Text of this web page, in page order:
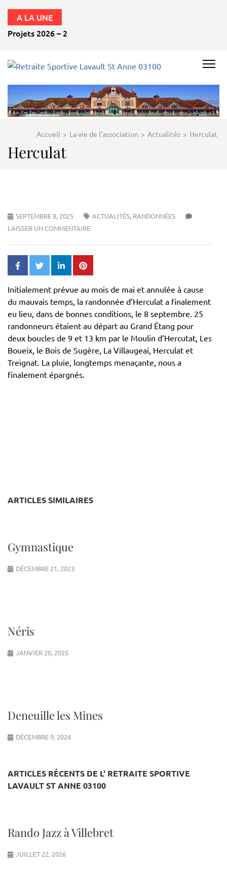
A LA UNE
Projets 2026 – 2027
SPORTIVE
LAVAULT
03100
Accueil > La vie de l'association > Actualités > Herculat
Herculat
SEPTEMBRE 8, 2025 ACTUALITÉS, RANDONNÉES
LAISSER UN COMMENTAIRE
Initialement prévue au mois de mai et annulée à cause
du mauvais temps, la randonnée d’Herculat a finalement
eu lieu, dans de bonnes conditions, le 8 septembre. 25
randonneurs étaient au départ au Grand Étang pour
deux boucles de 9 et 13 km par le Moulin d’Hercutat, Les
Boueix, le Bois de Sugère, La Villaugeai, Herculat et
Treignat. La pluie, longtemps menaçante, nous a
finalement épargnés.
ARTICLES SIMILAIRES
Gymnastique
DÉCEMBRE 21, 2023
Néris
JANVIER 20, 2025
Deneuille les Mines
DÉCEMBRE 9, 2024
ARTICLES RÉCENTS DE L' RETRAITE SPORTIVE
LAVAULT ST ANNE 03100
Rando Jazz à Villebret
JUILLET 22, 2026